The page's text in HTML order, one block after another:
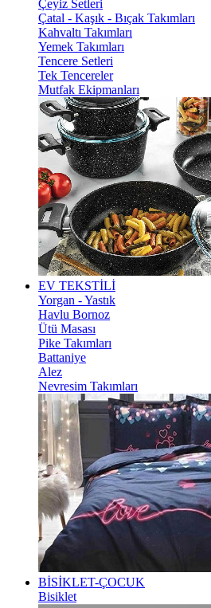
Çeyiz Setleri
Çatal - Kaşık - Bıçak Takımları
Kahvaltı Takımları
Yemek Takımları
Tencere Setleri
Tek Tencereler
Mutfak Ekipmanları
EV TEKSTİLİ
Yorgan - Yastık
Havlu Bornoz
Ütü Masası
Pike Takımları
Battaniye
Alez
Nevresim Takımları
BİSİKLET-ÇOCUK
Bisiklet